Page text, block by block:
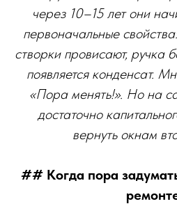
через 10–15 лет они
первоначальные
створки провисают, ручка
появляется конденсат.
«Пора менять!». Но на
достаточно
вернуть окнам
## Когда пора